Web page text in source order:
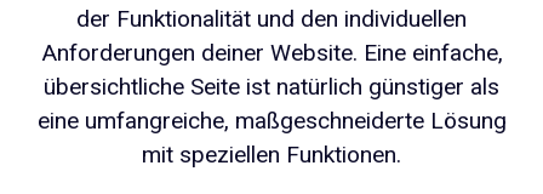
der Funktionalität und den individuellen
Anforderungen deiner Website. Eine einfache,
übersichtliche Seite ist natürlich günstiger als
eine umfangreiche, maßgeschneiderte Lösung
mit speziellen Funktionen.